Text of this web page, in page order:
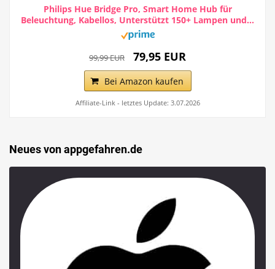
Philips Hue Bridge Pro, Smart Home Hub für
Beleuchtung, Kabellos, Unterstützt 150+ Lampen und...
99,99 EUR 79,95 EUR
Bei Amazon kaufen
Affiliate-Link - letztes Update: 3.07.2026
Neues von appgefahren.de